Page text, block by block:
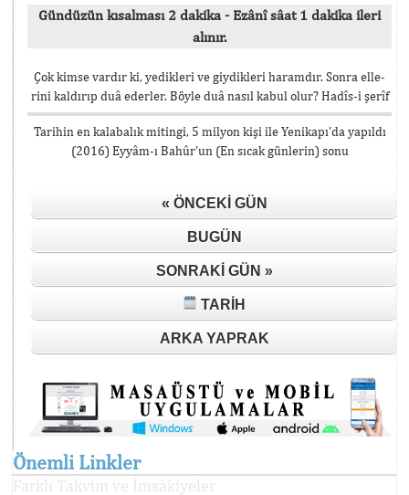
Gündüzün kısalması 2 dakika - Ezânî sâat 1 dakika ileri
alınır.
Çok kimse vardır ki, yedikleri ve giydikleri haramdır. Sonra elle-
rini kaldırıp duâ ederler. Böyle duâ nasıl kabul olur? Hadîs-i şerîf
Tarihin en kalabalık mitingi, 5 milyon kişi ile Yenikapı’da yapıldı
(2016) Eyyâm-ı Bahûr’un (En sıcak günlerin) sonu
« ÖNCEKI GÜN
BUGÜN
SONRAKI GÜN »
TARIH
ARKA YAPRAK
Önemli Linkler
Farklı Takvim ve İmsâkiyeler